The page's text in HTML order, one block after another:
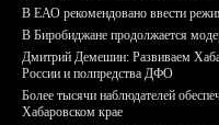
В ЕАО рекомендовано ввести
В Биробиджане продолжается
Дмитрий Демешин: Развиваем
России и полпредства ДФО
Более тысячи наблюдателей
Хабаровском крае